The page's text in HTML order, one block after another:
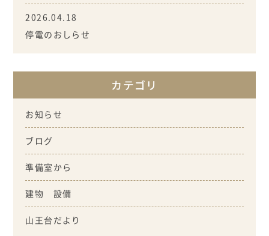
2026.04.18
停電のおしらせ
カテゴリ
お知らせ
ブログ
準備室から
建物 設備
山王台だより